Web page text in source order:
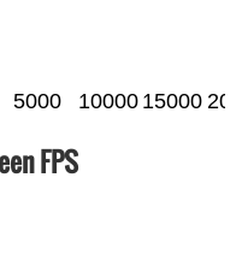
5000 10000 15000
FPS